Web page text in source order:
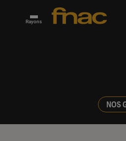
Rayons
NOS